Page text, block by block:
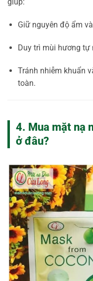
giúp:
Giữ nguyên độ ẩm
Duy trì mùi hương tự
Tránh nhiễm khuẩn
toàn.
4. Mua mặt nạ
ở đâu?